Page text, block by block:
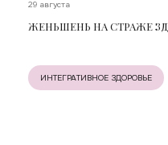
29 августа
ЖЕНЬШЕНЬ НА СТРАЖЕ
ИНТЕГРАТИВНОЕ ЗДОРОВЬЕ